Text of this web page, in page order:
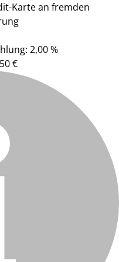
Karte an fremden
2,00 %
€